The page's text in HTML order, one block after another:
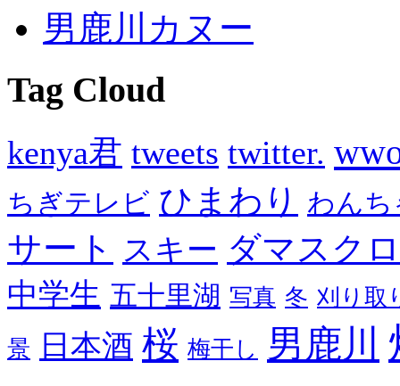
男鹿川カヌー
Tag Cloud
kenya君 tweets twitter.
ちぎテレビ ひまわり わんち
サート スキー ダマスク
中学生 五十里湖 写真 冬 刈り取
景
日本酒 桜 梅干し 男鹿川